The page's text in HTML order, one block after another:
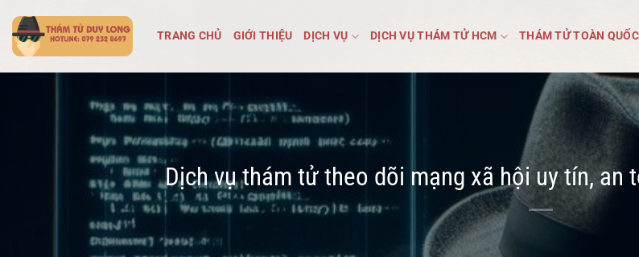
qua
nội
dung
TRANG CHỦ GIỚI THIỆU DỊCH VỤ DỊCH VỤ THÁM TỬ HCM THÁM TỬ TOÀN QUỐC
Dịch vụ thám tử theo dõi mạng xã hội uy tín, an